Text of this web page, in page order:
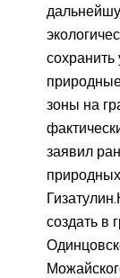
зоны на
заявил
создать в